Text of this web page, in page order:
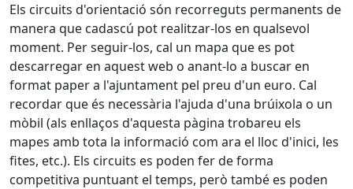
Els circuits d'orientació són recorreguts permanents de
manera que cadascú pot realitzar-los en qualsevol
moment. Per seguir-los, cal un mapa que es pot
descarregar en aquest web o anant-lo a buscar en
format paper a l'ajuntament pel preu d'un euro. Cal
recordar que és necessària l'ajuda d'una brúixola o un
mòbil (als enllaços d'aquesta pàgina trobareu els
mapes amb tota la informació com ara el lloc d'inici, les
fites, etc.). Els circuits es poden fer de forma
competitiva puntuant el temps, però també es poden